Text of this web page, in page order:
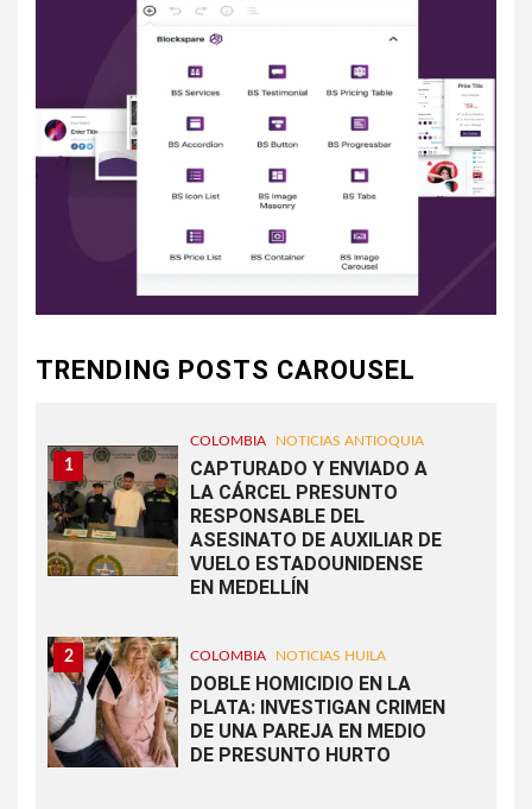
TRENDING POSTS CAROUSEL
1
COLOMBIA NOTICIAS ANTIOQUIA
CAPTURADO Y ENVIADO A
LA CÁRCEL PRESUNTO
RESPONSABLE DEL
ASESINATO DE AUXILIAR DE
VUELO ESTADOUNIDENSE
EN MEDELLÍN
2 COLOMBIA NOTICIAS HUILA
DOBLE HOMICIDIO EN LA
PLATA: INVESTIGAN CRIMEN
DE UNA PAREJA EN MEDIO
DE PRESUNTO HURTO